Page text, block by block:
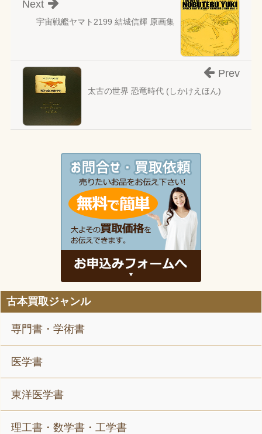
宇宙戦艦ヤマト2199 結城信輝 原画集
Next
太古の世界 恐竜時代 (しかけえほん)
Prev
古本買取ジャンル
専門書・学術書
医学書
東洋医学書
理工書・数学書・工学書